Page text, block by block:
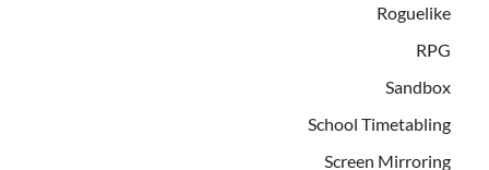
Roguelike
RPG
Sandbox
School Timetabling
Screen Mirroring